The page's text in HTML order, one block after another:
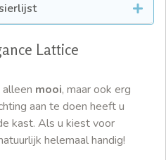
Lattice
mooi, maar ook erg
aan te doen heeft u
kast. Als u kiest voor
helemaal handig!